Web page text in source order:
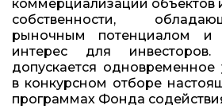
коммерциализации объектов
собственности,
рыночным потенциалом и
интерес для
допускается одновременное
в конкурсном отборе
программах Фонда